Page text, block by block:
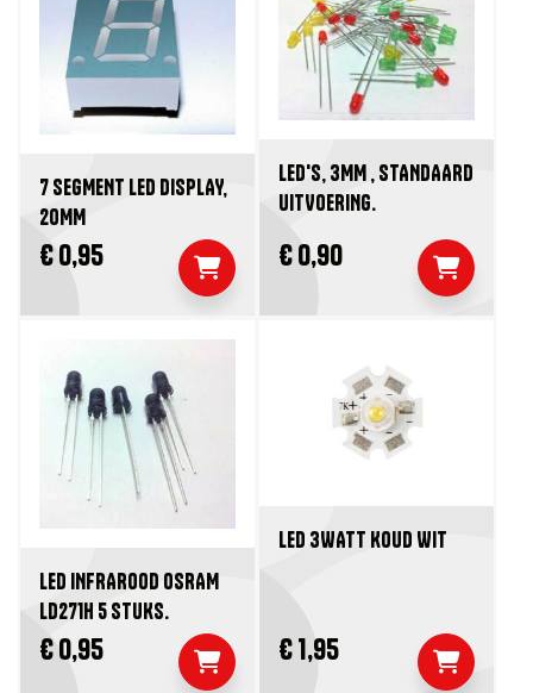
7 SEGMENT LED DISPLAY,
20MM
€ 0,95
LED'S, 3MM , STANDAARD
UITVOERING.
€ 0,90
LED INFRAROOD OSRAM
LD271H 5 STUKS.
€ 0,95
LED 3WATT KOUD WIT
€ 1,95